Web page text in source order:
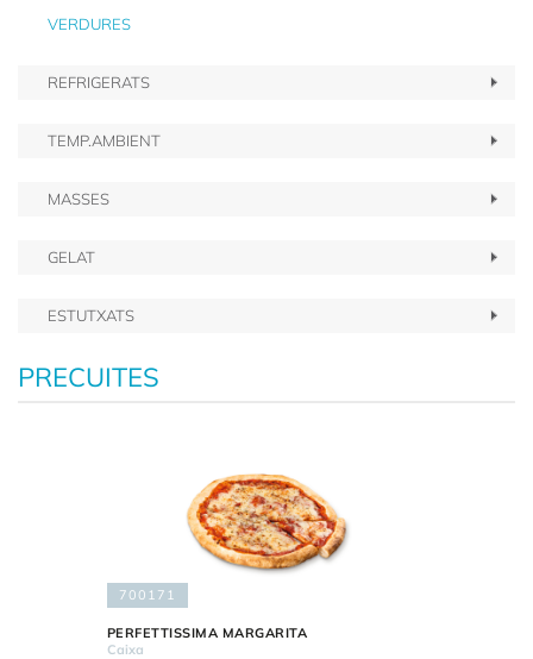
VERDURES
REFRIGERATS
TEMP.AMBIENT
MASSES
GELAT
ESTUTXATS
PRECUITES
700171
PERFETTISSIMA MARGARITA
Caixa